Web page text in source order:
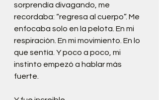
sorprendía divagando, me
recordaba: “regresa al cuerpo”. Me
enfocaba solo en la pelota. En mi
respiración. En mi movimiento. En lo
que sentía. Y poco a poco, mi
instinto empezó a hablar más
fuerte.